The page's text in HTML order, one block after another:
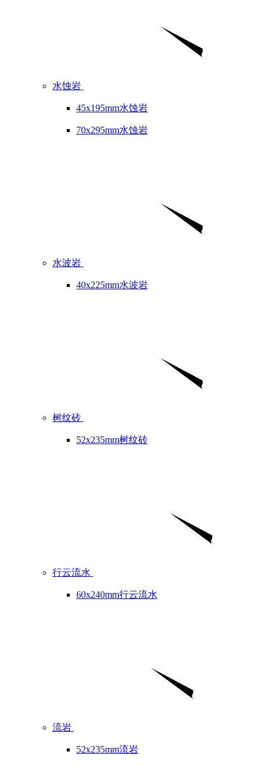
水蚀岩
45x195mm水蚀岩
70x295mm水蚀岩
水波岩
40x225mm水波岩
树纹砖
52x235mm树纹砖
行云流水
60x240mm行云流水
流岩
52x235mm流岩